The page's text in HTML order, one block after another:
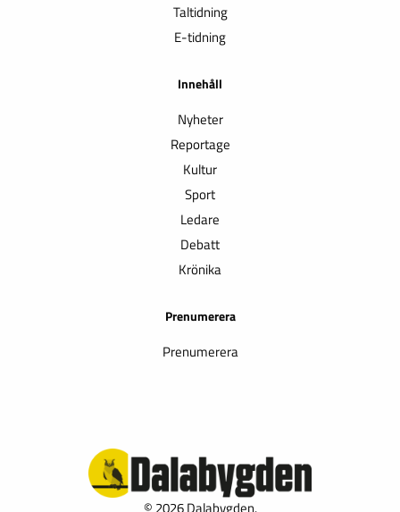
Taltidning
E-tidning
Innehåll
Nyheter
Reportage
Kultur
Sport
Ledare
Debatt
Krönika
Prenumerera
Prenumerera
© 2026 Dalabygden.